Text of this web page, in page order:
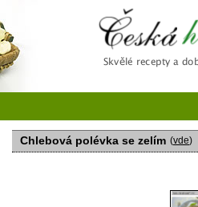
Chlebová polévka se zelím (vde)